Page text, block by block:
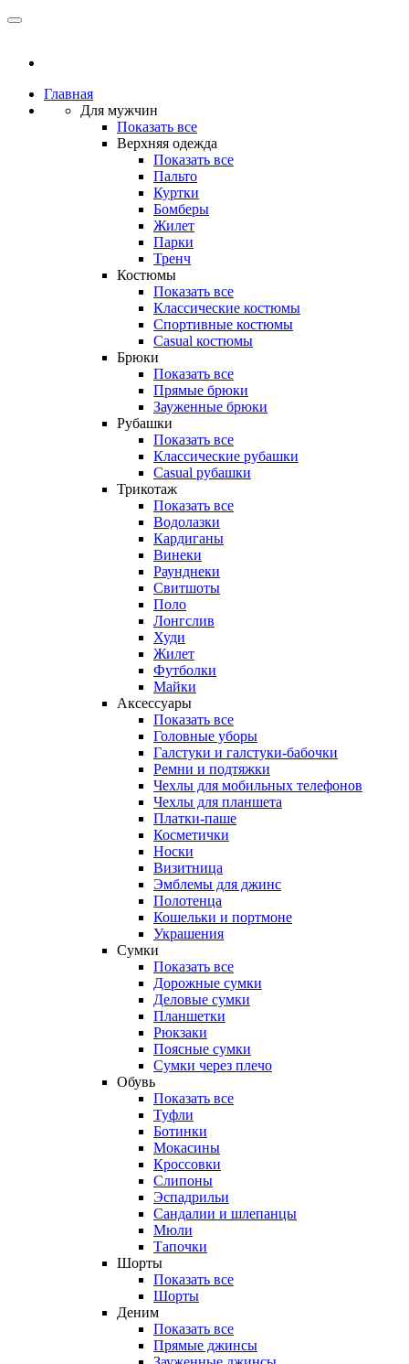
Главная
Для мужчин
Показать все
Верхняя одежда
Показать все
Пальто
Куртки
Бомберы
Жилет
Парки
Тренч
Костюмы
Показать все
Классические костюмы
Спортивные костюмы
Casual костюмы
Брюки
Показать все
Прямые брюки
Зауженные брюки
Рубашки
Показать все
Классические рубашки
Casual рубашки
Трикотаж
Показать все
Водолазки
Кардиганы
Винеки
Раунднеки
Свитшоты
Поло
Лонгслив
Худи
Жилет
Футболки
Майки
Аксессуары
Показать все
Головные уборы
Галстуки и галстуки-бабочки
Ремни и подтяжки
Чехлы для мобильных телефонов
Чехлы для планшета
Платки-паше
Косметички
Носки
Визитница
Эмблемы для джинс
Полотенца
Кошельки и портмоне
Украшения
Сумки
Показать все
Дорожные сумки
Деловые сумки
Планшетки
Рюкзаки
Поясные сумки
Сумки через плечо
Обувь
Показать все
Туфли
Ботинки
Мокасины
Кроссовки
Слипоны
Эспадрильи
Сандалии и шлепанцы
Мюли
Тапочки
Шорты
Показать все
Шорты
Деним
Показать все
Прямые джинсы